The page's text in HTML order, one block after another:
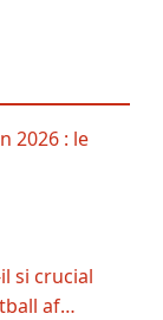
2026 : le
si crucial
af…